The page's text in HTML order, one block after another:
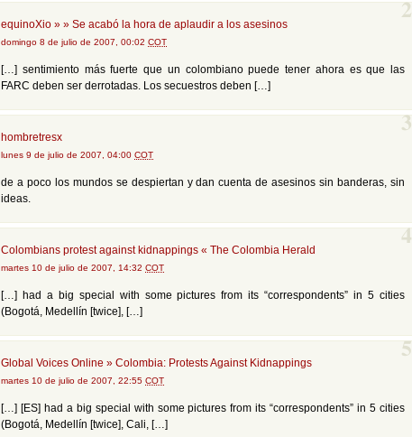
equinoXio » » Se acabó la hora de aplaudir a los asesinos
domingo 8 de julio de 2007, 00:02 COT
2
[…] sentimiento más fuerte que un colombiano puede tener ahora es que las
FARC deben ser derrotadas. Los secuestros deben […]
hombretresx
lunes 9 de julio de 2007, 04:00 COT
3
de a poco los mundos se despiertan y dan cuenta de asesinos sin banderas, sin
ideas.
Colombians protest against kidnappings « The Colombia Herald
martes 10 de julio de 2007, 14:32 COT
4
[…] had a big special with some pictures from its “correspondents” in 5 cities
(Bogotá, Medellín [twice], […]
Global Voices Online » Colombia: Protests Against Kidnappings
martes 10 de julio de 2007, 22:55 COT
5
[…] [ES] had a big special with some pictures from its “correspondents” in 5 cities
(Bogotá, Medellín [twice], Cali, […]